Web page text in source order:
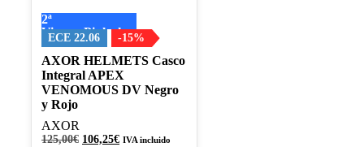
2ª
Visera+Pinlock
ECE 22.06 -15%
AXOR HELMETS Casco
Integral APEX
VENOMOUS DV Negro
y Rojo
AXOR
125,00€ El
106,25€ElIVA incluido
Las
opciones
se
pueden
elegir
en
la
página
de